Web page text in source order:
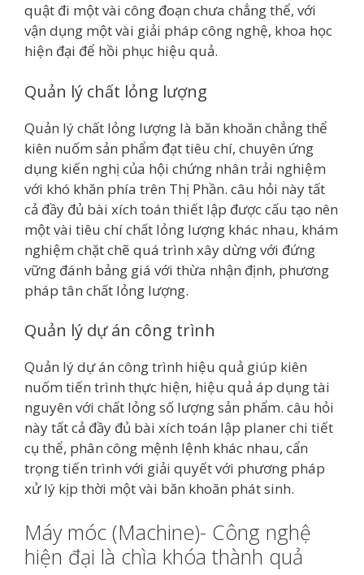
quật đi một vài công đoạn chưa chẳng thể, với
vận dụng một vài giải pháp công nghệ, khoa học
hiện đại để hồi phục hiệu quả.
Quản lý chất lỏng lượng
Quản lý chất lỏng lượng là băn khoăn chẳng thể
kiên nuốm sản phẩm đạt tiêu chí, chuyên ứng
dụng kiến nghị của hội chứng nhân trải nghiệm
với khó khăn phía trên Thị Phần. câu hỏi này tất
cả đầy đủ bài xích toán thiết lập được cấu tạo nên
một vài tiêu chí chất lỏng lượng khác nhau, khám
nghiệm chặt chẽ quá trình xây dừng với đứng
vững đánh bảng giá với thừa nhận định, phương
pháp tân chất lỏng lượng.
Quản lý dự án công trình
Quản lý dự án công trình hiệu quả giúp kiên
nuốm tiến trình thực hiện, hiệu quả áp dụng tài
nguyên với chất lỏng số lượng sản phẩm. câu hỏi
này tất cả đầy đủ bài xích toán lập planer chi tiết
cụ thể, phân công mệnh lệnh khác nhau, cẩn
trọng tiến trình với giải quyết với phương pháp
xử lý kịp thời một vài băn khoăn phát sinh.
Máy móc (Machine)- Công nghệ
hiện đại là chìa khóa thành quả